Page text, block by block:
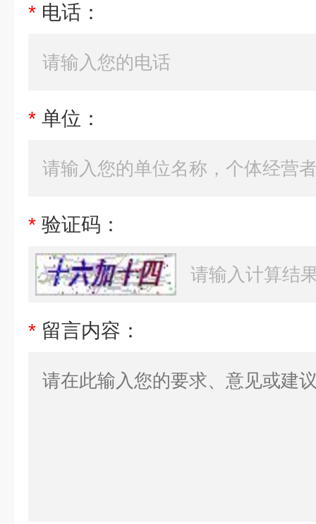
* 电话：
* 单位：
* 验证码：
* 留言内容：